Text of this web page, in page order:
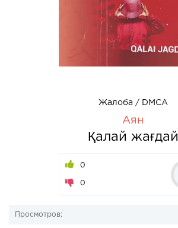
Жалоба / DMCA
Аян
Қалай жағдай
0
0
Просмотров: